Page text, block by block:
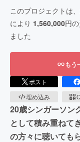
このプロジェクトは、
により 1,560,000円
ました
もう
ポスト
埋め込み
20歳シンガーソン
として積み重ねて
の方々に聴いても